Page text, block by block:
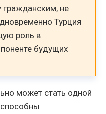
не
Турция
роль в
будущих
может стать одной